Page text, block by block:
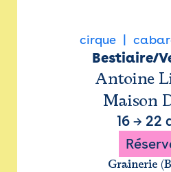
cirque
Bestiaire/
Antoine
Maison
16→ 22
Grainerie